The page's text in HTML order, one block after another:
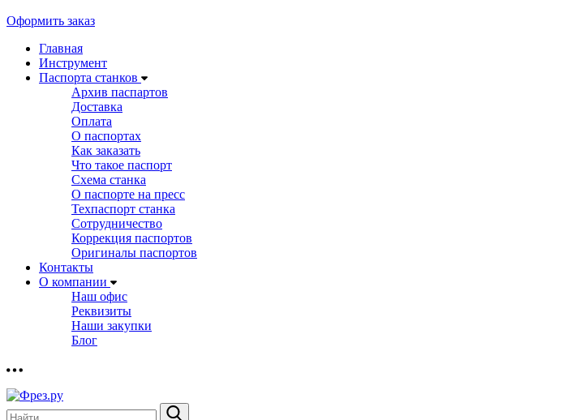
Оформить заказ
Главная
Инструмент
Паспорта станков
Архив паспартов
Доставка
Оплата
О паспортах
Как заказать
Что такое паспорт
Схема станка
О паспорте на пресс
Техпаспорт станка
Сотрудничество
Коррекция паспортов
Оригиналы паспортов
Контакты
О компании
Наш офис
Реквизиты
Наши закупки
Блог